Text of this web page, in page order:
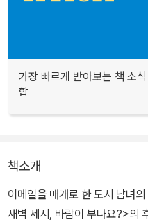
가장 빠르게 받아보는 책 소
합
책소개
이메일을 매개로 한 도시 남녀
새벽 세시, 바람이 부나요?>의